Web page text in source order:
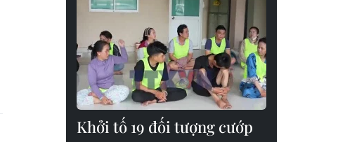
Khởi tố 19 đối tượng cướp